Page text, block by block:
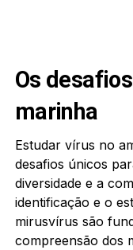
Os
marinha
Estudar vírus no
desafios únicos
diversidade e a
identificação e o
mirusvírus são
compreensão dos